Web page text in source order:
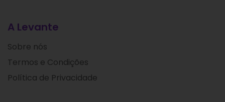
A Levante
Sobre nós
Termos e Condições
Política de Privacidade